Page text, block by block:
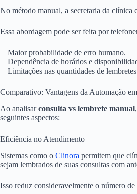
No método manual, a secretaria da clínica
Essa abordagem pode ser feita por
Maior probabilidade de erro humano.
Dependência de horários e
Limitações nas quantidades de
Comparativo: Vantagens da Automação
Ao analisarconsulta vs lembrete manual
seguintes aspectos:
Eficiência no Atendimento
Sistemas como o Clinora permitem que
sejam lembrados de suas consultas com
Isso reduz consideravelmente o número de